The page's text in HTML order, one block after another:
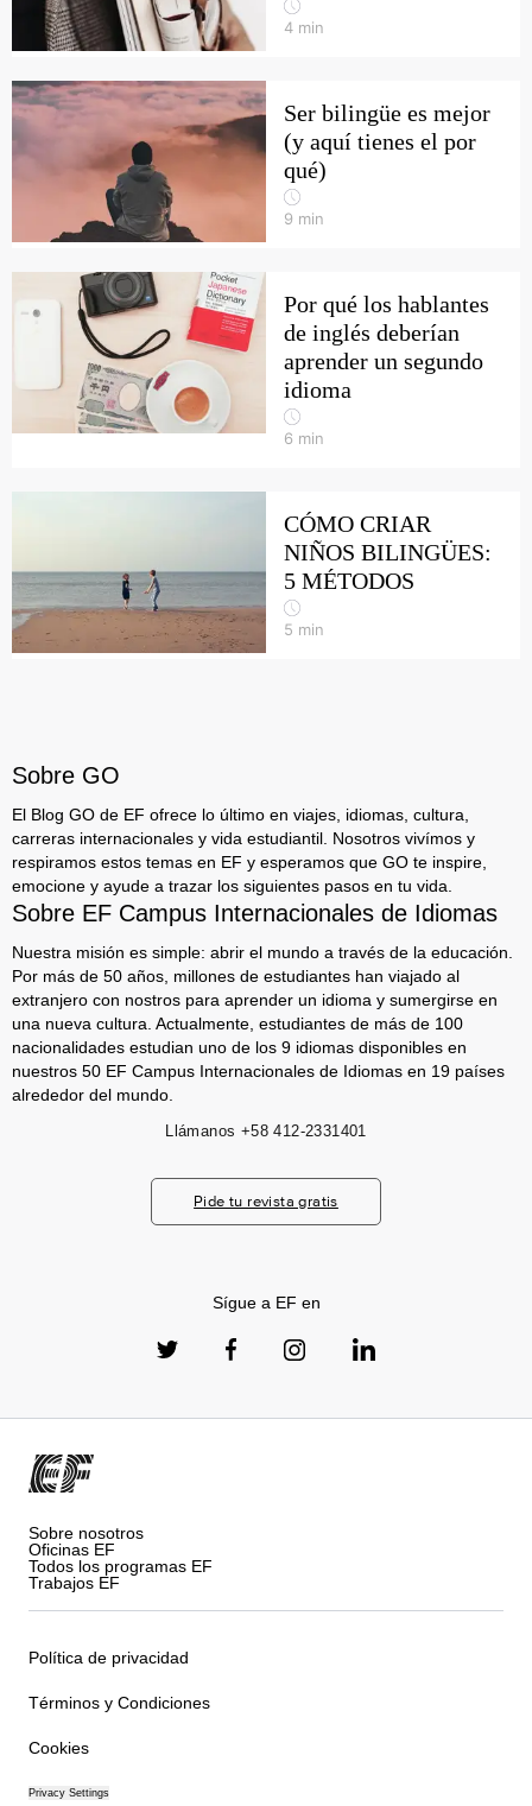
4 min
Ser bilingüe es mejor
(y aquí tienes el por
qué)
9 min
Por qué los hablantes
de inglés deberían
aprender un segundo
idioma
6 min
CÓMO CRIAR
NIÑOS BILINGÜES:
5 MÉTODOS
5 min
Sobre GO
El Blog GO de EF ofrece lo último en viajes, idiomas, cultura,
carreras internacionales y vida estudiantil. Nosotros vivímos y
respiramos estos temas en EF y esperamos que GO te inspire,
emocione y ayude a trazar los siguientes pasos en tu vida.
Sobre EF Campus Internacionales de Idiomas
Nuestra misión es simple: abrir el mundo a través de la educación.
Por más de 50 años, millones de estudiantes han viajado al
extranjero con nostros para aprender un idioma y sumergirse en
una nueva cultura. Actualmente, estudiantes de más de 100
nacionalidades estudian uno de los 9 idiomas disponibles en
nuestros 50 EF Campus Internacionales de Idiomas en 19 países
alrededor del mundo.
Llámanos +58 412-2331401
Pide tu revista gratis
Sígue a EF en
Sobre nosotros
Oficinas EF
Todos los programas EF
Trabajos EF
Política de privacidad
Términos y Condiciones
Cookies
Privacy Settings